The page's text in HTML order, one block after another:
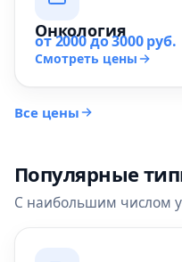
Онкология
от 2000 до 3000 руб.
Смотреть цены
Все цены
Популярные
С наибольшим числом